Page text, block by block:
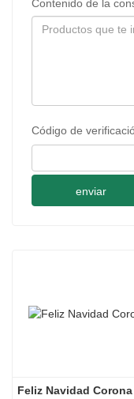
Contenido de la
Código de
enviar
Feliz Navidad Corona